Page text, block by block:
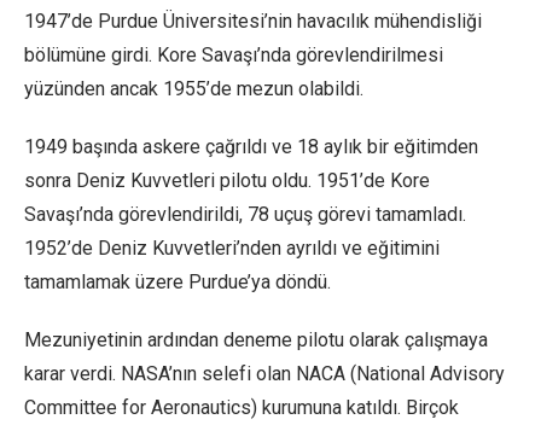
1947’de Purdue Üniversitesi’nin havacılık mühendisliği
bölümüne girdi. Kore Savaşı’nda görevlendirilmesi
yüzünden ancak 1955’de mezun olabildi.
1949 başında askere çağrıldı ve 18 aylık bir eğitimden
sonra Deniz Kuvvetleri pilotu oldu. 1951’de Kore
Savaşı’nda görevlendirildi, 78 uçuş görevi tamamladı.
1952’de Deniz Kuvvetleri’nden ayrıldı ve eğitimini
tamamlamak üzere Purdue’ya döndü.
Mezuniyetinin ardından deneme pilotu olarak çalışmaya
karar verdi. NASA’nın selefi olan NACA (National Advisory
Committee for Aeronautics) kurumuna katıldı. Birçok